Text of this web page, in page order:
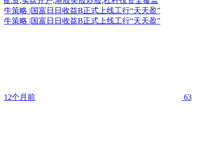
牛策略 |国富日日收益B正式上线工行“天天盈”
牛策略 |国富日日收益B正式上线工行“天天盈”
12个月前 63